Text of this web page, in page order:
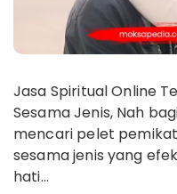
Jasa Spiritual Online
Sesama Jenis, Nah
mencari pelet
sesama jenis yang
hati…